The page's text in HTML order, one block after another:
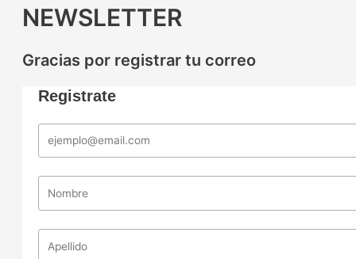
NEWSLETTER
Gracias por registrar tu correo
Registrate